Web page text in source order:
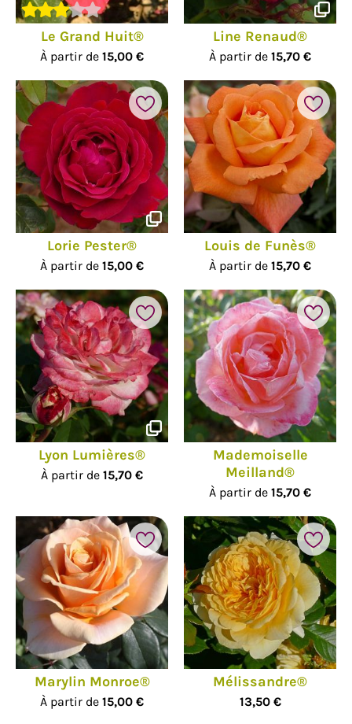
Le Grand Huit®
À partir de 15,00 €
Line Renaud®
À partir de 15,70 €
Lorie Pester®
À partir de 15,00 €
Louis de Funès®
À partir de 15,70 €
Lyon Lumières®
À partir de 15,70 €
Mademoiselle
Meilland®
À partir de 15,70 €
Marylin Monroe®
À partir de 15,00 €
Mélissandre®
13,50 €